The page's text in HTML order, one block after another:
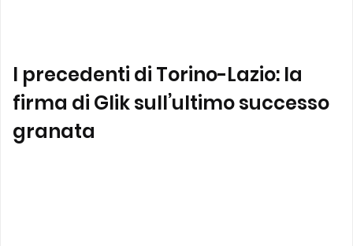
I precedenti di Torino-Lazio: la
firma di Glik sull’ultimo successo
granata